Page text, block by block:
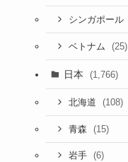
シンガポール
ベトナム (25)
日本 (1,766)
北海道 (108)
青森 (15)
岩手 (6)